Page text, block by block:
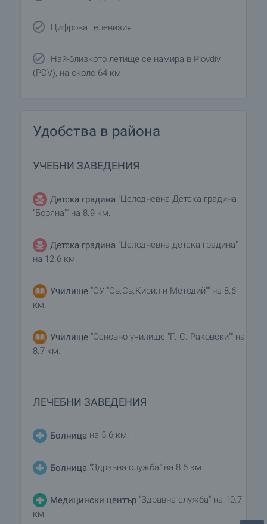
Цифрова телевизия
Най-близкото летище се намира в Plovdiv
(PDV), на около 64 км.
Удобства в района
УЧЕБНИ ЗАВЕДЕНИЯ
Детска градина "Целодневна Детска градина
"Боряна"" на 8.9 км.
Детска градина "Целодневна детска градина"
на 12.6 км.
Училище "ОУ "Св.Св.Кирил и Методий"" на 8.6
км.
Училище "Основно училище "Г. С. Раковски"" на
8.7 км.
ЛЕЧЕБНИ ЗАВЕДЕНИЯ
Болница на 5.6 км.
Болница "Здравна служба" на 8.6 км.
Медицински център "Здравна служба" на 10.7
км.